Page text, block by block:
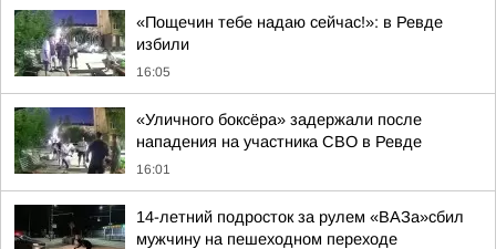
«Пощечин тебе надаю сейчас!»: в Ревде
избили
16:05
«Уличного боксёра» задержали после
нападения на участника СВО в Ревде
16:01
14-летний подросток за рулем «ВАЗа»сбил
мужчину на пешеходном переходе